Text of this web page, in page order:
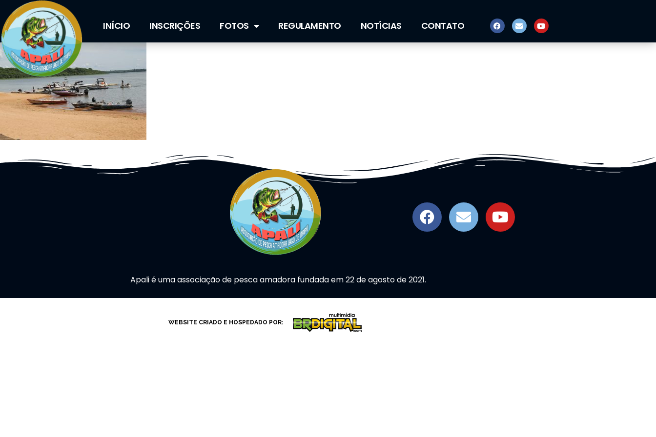
INÍCIO INSCRIÇÕES FOTOS REGULAMENTO NOTÍCIAS CONTATO
Apali é uma associação de pesca amadora fundada em 22 de agosto de 2021.
WEBSITE CRIADO E HOSPEDADO POR: